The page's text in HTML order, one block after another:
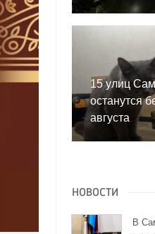
15 улиц
останутся
августа
НОВОСТИ
В